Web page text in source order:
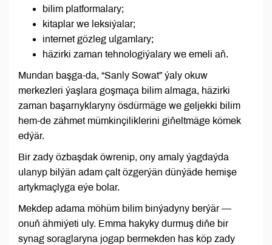
bilim platformalary;
kitaplar we leksiýalar;
internet gözleg ulgamlary;
häzirki zaman tehnologiýalary we emeli aň.
Mundan başga-da, “Sanly Sowat” ýaly okuw
merkezleri ýaşlara goşmaça bilim almaga, häzirki
zaman başarnyklaryny ösdürmäge we geljekki bilim
hem-de zähmet mümkinçiliklerini giňeltmäge kömek
edýär.
Bir zady özbaşdak öwrenip, ony amaly ýagdaýda
ulanyp bilýän adam çalt özgerýän dünýäde hemişe
artykmaçlyga eýe bolar.
Mekdep adama möhüm bilim binýadyny berýär —
onuň ähmiýeti uly. Emma hakyky durmuş diňe bir
synag soraglaryna jogap bermekden has köp zady